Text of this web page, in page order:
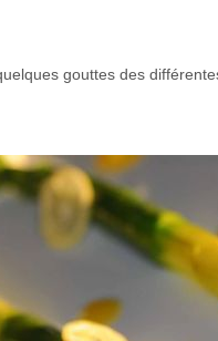
gouttes des